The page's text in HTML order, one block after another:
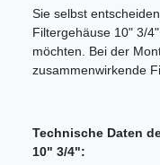
Sie selbst
Filtergehäuse 10" 3/
möchten. Bei der
zusammenwirkende
Technische Daten
10" 3/4":